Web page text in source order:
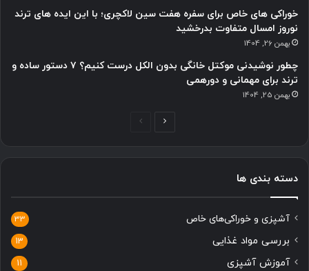
خوراکی های خاص برای سفره هفت سین لاکچری؛ با این ایده های ترند
نوروز امسال متفاوت بدرخشید
بهمن 26, 1404
چطور نوشیدنی موکتل خانگی بدون الکل درست کنیم؟ ۷ دستور ساده و
ترند برای مهمانی و دورهمی
بهمن 25, 1404
دسته بندی ها
آشپزی و خوراکی‌های خاص 33
بررسی مواد غذایی 13
آموزش آشپزی 11